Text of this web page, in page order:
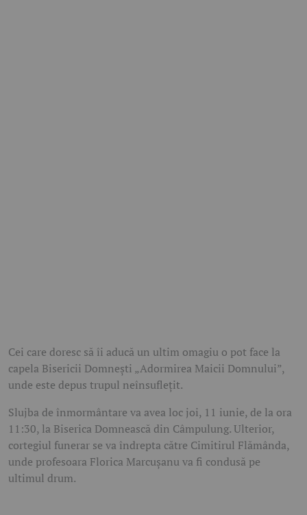
Cei care doresc să îi aducă un ultim omagiu o pot face la
capela Bisericii Domnești „Adormirea Maicii Domnului”,
unde este depus trupul neînsuflețit.
Slujba de înmormântare va avea loc joi, 11 iunie, de la ora
11:30, la Biserica Domnească din Câmpulung. Ulterior,
cortegiul funerar se va îndrepta către Cimitirul Flămânda,
unde profesoara Florica Marcușanu va fi condusă pe
ultimul drum.